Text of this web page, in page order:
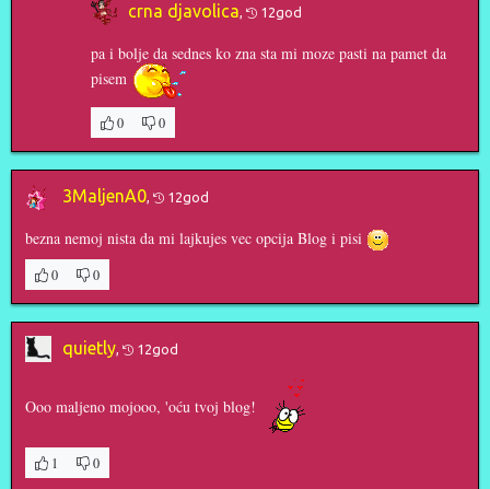
crna djavolica, 12god
pa i bolje da sednes ko zna sta mi moze pasti na pamet da
pisem
0 0
3MaljenA0, 12god
bezna nemoj nista da mi lajkujes vec opcija Blog i pisi
0 0
quietly, 12god
Ooo maljeno mojooo, 'oću tvoj blog!
1 0